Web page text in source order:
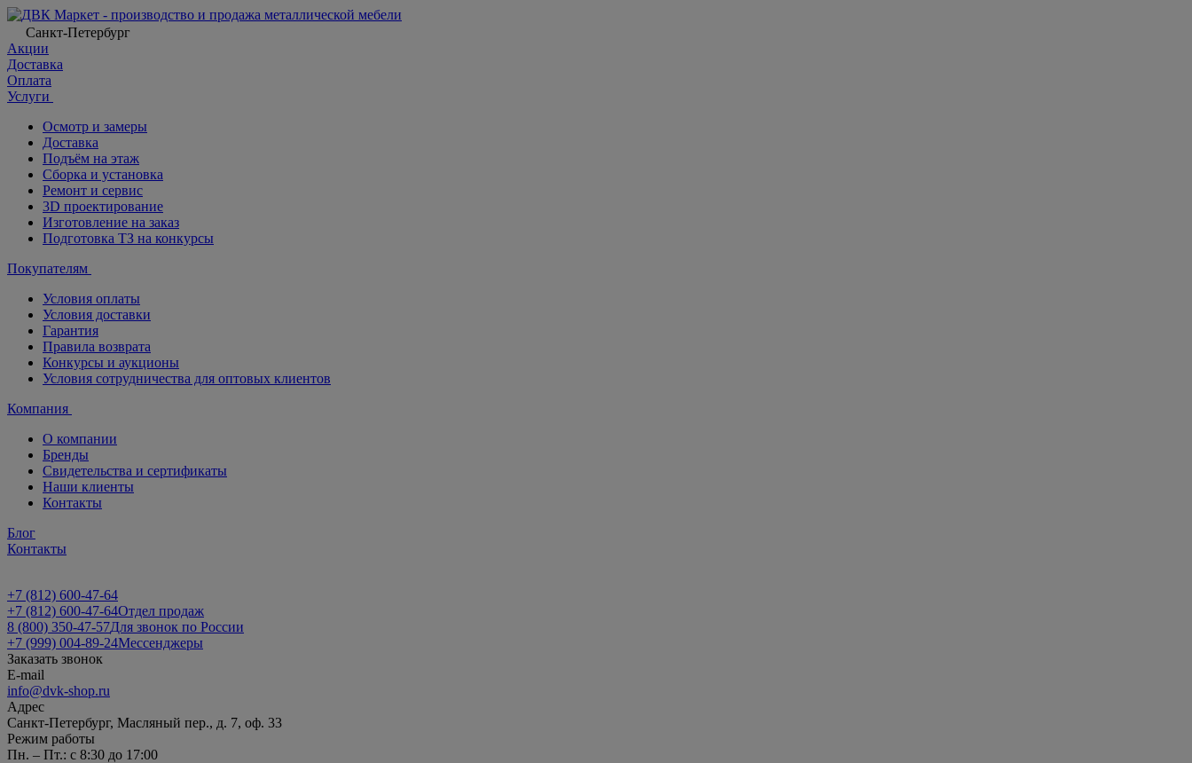
Санкт-Петербург
Акции
Доставка
Оплата
Услуги
Осмотр и замеры
Доставка
Подъём на этаж
Сборка и установка
Ремонт и сервис
3D проектирование
Изготовление на заказ
Подготовка ТЗ на конкурсы
Покупателям
Условия оплаты
Условия доставки
Гарантия
Правила возврата
Конкурсы и аукционы
Условия сотрудничества для оптовых клиентов
Компания
О компании
Бренды
Свидетельства и сертификаты
Наши клиенты
Контакты
Блог
Контакты
+7 (812) 600-47-64
+7 (812) 600-47-64Отдел продаж
8 (800) 350-47-57Для звонок по России
+7 (999) 004-89-24Мессенджеры
Заказать звонок
E-mail
info@dvk-shop.ru
Адрес
Санкт-Петербург, Масляный пер., д. 7, оф. 33
Режим работы
Пн. – Пт.: с 8:30 до 17:00